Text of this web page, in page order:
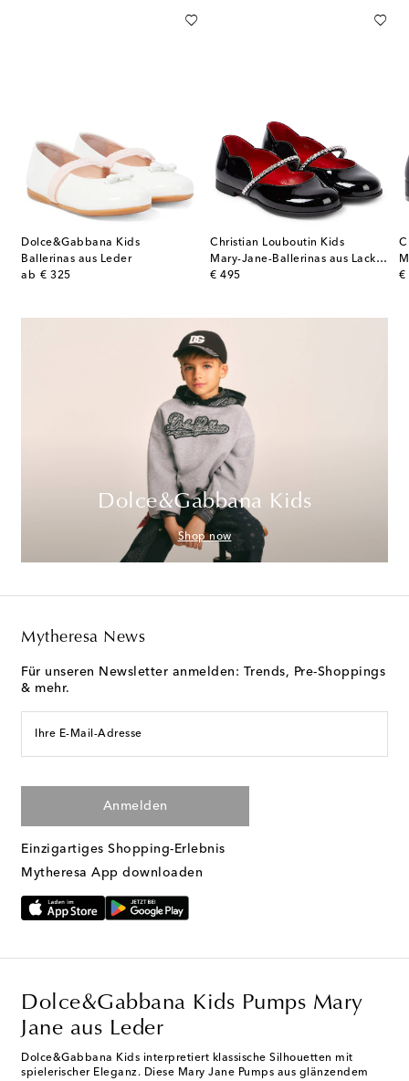
Dolce&Gabbana Kids
Ballerinas aus Leder
ab € 325
original price
Christian Louboutin Kids
Mary-Jane-Ballerinas aus Lackleder mit Kristallen
€ 495
original price €
Dolce&Gabbana Kids
Shop now
Mytheresa News
Für unseren Newsletter anmelden: Trends, Pre-Shoppings
& mehr.
Ihre E-Mail-Adresse
Anmelden
Einzigartiges Shopping-Erlebnis
Mytheresa App downloaden
Dolce&Gabbana Kids Pumps Mary
Jane aus Leder
Dolce&Gabbana Kids interpretiert klassische Silhouetten mit
spielerischer Eleganz. Diese Mary Jane Pumps aus glänzendem